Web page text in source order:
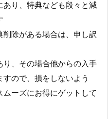
り、特典なども段々と減
除がある場合は、申し訳
、その場合他からの入手
ので、損をしないよう
ーズにお得にゲットして